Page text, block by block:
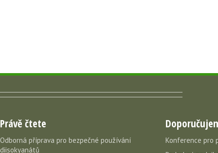
Právě čtete
Odborná příprava pro bezpečné používání
diisokyanátů
Konference pro